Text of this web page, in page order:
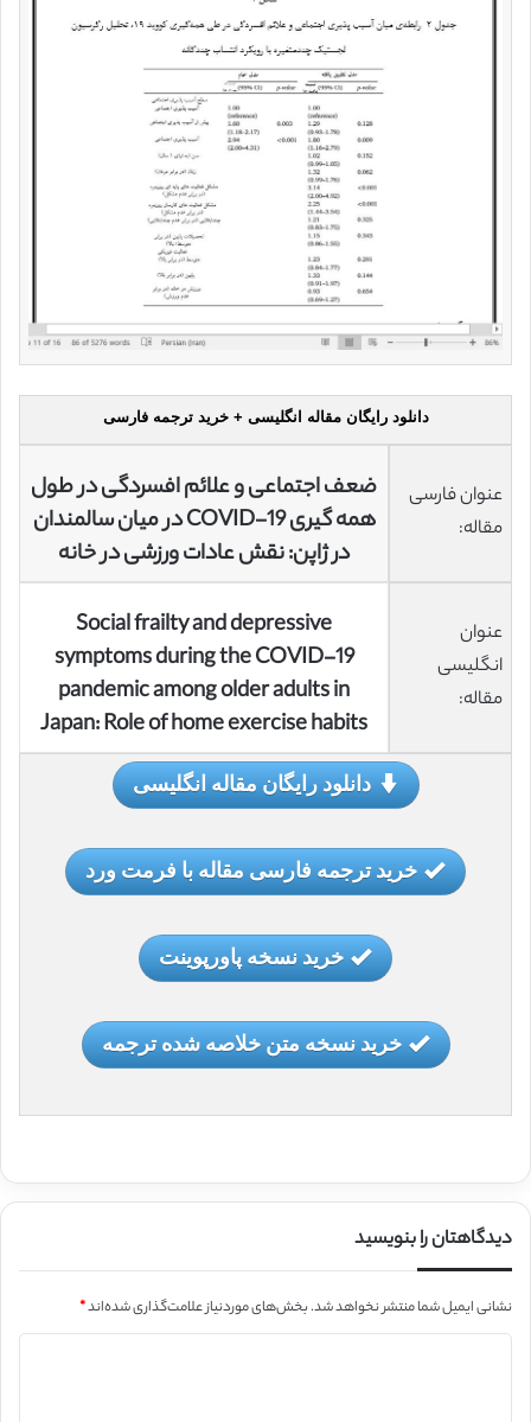
دانلود رایگان مقاله انگلیسی + خرید ترجمه فارسی
عنوان فارسی
مقاله:
ضعف اجتماعی و علائم افسردگی در طول
همه گیری COVID-19 در میان سالمندان
در ژاپن: نقش عادات ورزشی در خانه
عنوان
انگلیسی
مقاله:
Social frailty and depressive
symptoms during the COVID-19
pandemic among older adults in
Japan: Role of home exercise habits
دانلود رایگان مقاله انگلیسی
خرید ترجمه فارسی مقاله با فرمت ورد
خرید نسخه پاورپوینت
خرید نسخه متن خلاصه شده ترجمه
دیدگاهتان را بنویسید
نشانی ایمیل شما منتشر نخواهد شد.بخش‌های موردنیاز علامت‌گذاری شده‌اند*